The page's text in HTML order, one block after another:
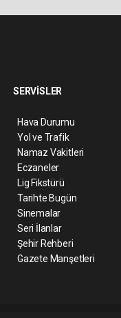
SERVİSLER
Hava Durumu
Yol ve Trafik
Namaz Vakitleri
Eczaneler
Lig Fikstürü
Tarihte Bugün
Sinemalar
Seri İlanlar
Şehir Rehberi
Gazete Manşetleri